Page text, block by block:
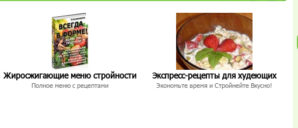
Жиросжигающие меню стройности
Полное меню с рецептами
Экспресс-рецепты для худеющих
Экономьте время и Стройнейте Вкусно!